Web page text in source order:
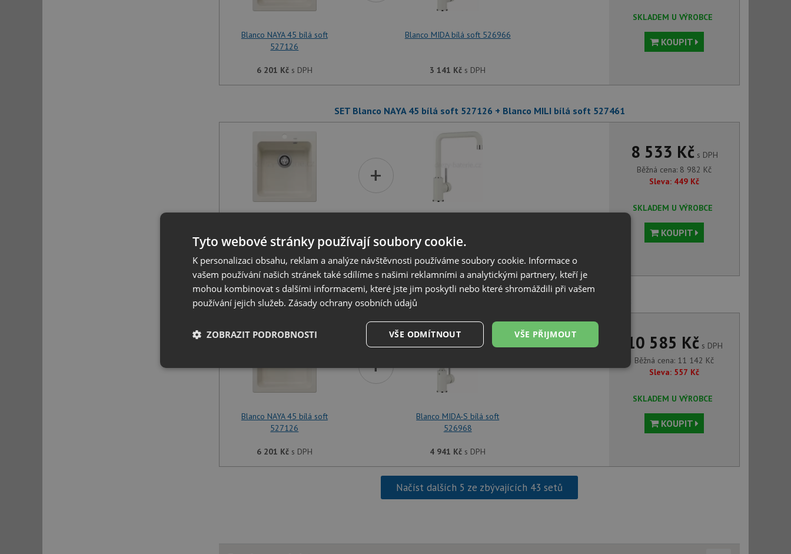
Blanco NAYA 45 bílá soft
527126
6 201 Kčs DPH
Blanco MIDA bílá soft 526966
3 141 Kč s DPH
SKLADEM U VÝROBCE
KOUPIT
SET Blanco NAYA 45 bílá soft 527126 + Blanco MILI bílá soft 527461
527126
6 201 Kč s DPH
+
2 781 Kčs DPH
8 533 Kčs DPH
Běžná cena: 8 982 Kč
Sleva: 449 Kč
SKLADEM U VÝROBCE
KOUPIT
SET Blanco NAYA 45 bílá soft 527126 + Blanco MIDA-S bílá soft 526968
Blanco NAYA 45 bílá soft
527126
6 201 Kčs DPH
+
Blanco MIDA-S bílá soft
526968
4 941 Kč s DPH
10 585 Kčs DPH
Běžná cena: 11 142 Kč
Sleva: 557 Kč
SKLADEM U VÝROBCE
KOUPIT
Načíst dalších 5 ze zbývajících 43 setů
Tyto webové stránky používají soubory cookie.
K personalizaci obsahu, reklam a analýze návštěvnosti používáme soubory cookie. Informace o
vašem používání našich stránek také sdílíme s našimi reklamními a analytickými partnery, kteří je
mohou kombinovat s dalšími informacemi, které jste jim poskytli nebo které shromáždili při vašem
používání jejich služeb. Zásady ochrany osobních údajů
VŠE PŘIJMOUT
VŠE ODMÍTNOUT
ZOBRAZIT PODROBNOSTI
Nezbytně nutné
Výkonové
Soubory cílení Funkční soubory
Nezařazené
Nezbytně nutné soubory cookie umožňují základní funkce webových stránek, jako je přihlášení uživatele a správa účtu. Webové
stránky nelze bez nezbytně nutných souborů cookie správně používat.